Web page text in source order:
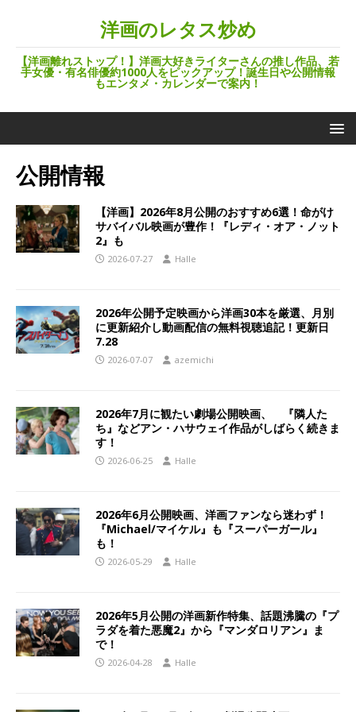
洋画のレタス炒め
【洋画離れストップ！】洋画大好きライターさんの推し作品、若
手女優・有名俳優約1000人をピックアップ！誕生日や公開情報
もエンタメ・カレンダーで案内！
公開情報
【洋画】2026年8月公開のおすすめ6選！命がけ
サバイバル映画が豊作！『レディ・オア・ノット
2』も
2026-07-27 Halle
2026年公開予定映画から洋画30本を厳選、月別
に更新紹介し動画配信の無料視聴追記！更新日
7.28
2026-07-07 azemichi
2026年7月に観たい劇場公開映画、 『隣人た
ち』などアン・ハサウェイ作品がしばらく続きま
す！
2026-06-25 Halle
2026年6月公開映画、洋画ファンなら迷わず！
『Michael/マイケル』も『スーパーガール』
も！
2026-05-29 Halle
2026年5月公開の洋画新作特集、話題沸騰の『プ
ラダを着た悪魔2』から『マンダロリアン』ま
で！
2026-04-28 Halle